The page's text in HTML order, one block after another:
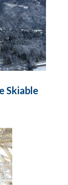
Skiable